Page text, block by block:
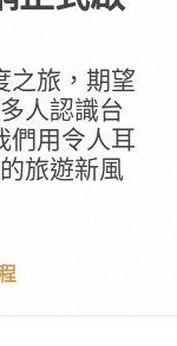
之旅，期望
人認識台
們用令人耳
旅遊新風